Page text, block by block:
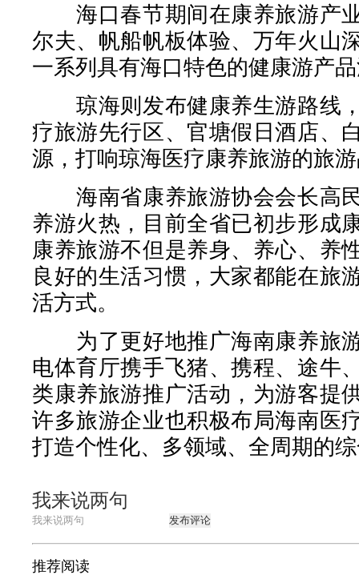
海口春节期间在康养旅游产
尔夫、帆船帆板体验、万年火山
一系列具有海口特色的健康游产
琼海则发布健康养生游路线
疗旅游先行区、官塘假日酒店、
源，打响琼海医疗康养旅游的旅
海南省康养旅游协会会长高
养游火热，目前全省已初步形成
康养旅游不但是养身、养心、养
良好的生活习惯，大家都能在旅
活方式。
为了更好地推广海南康养旅
电体育厅携手飞猪、携程、途牛
类康养旅游推广活动，为游客提
许多旅游企业也积极布局海南医
打造个性化、多领域、全周期的
我来说两句
发布评论
推荐阅读